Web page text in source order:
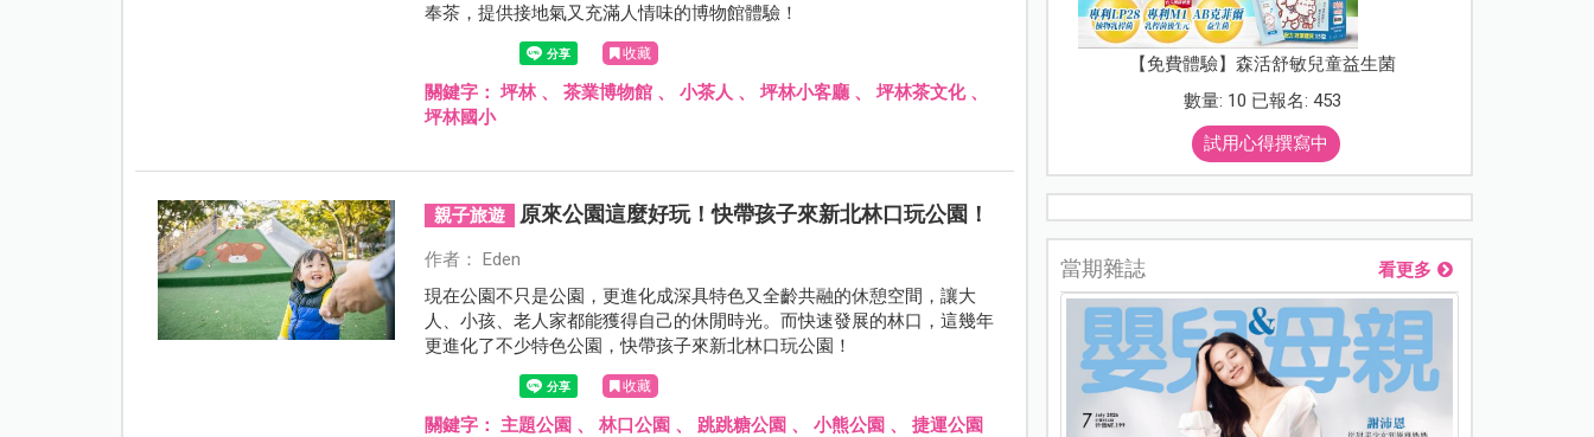
奉茶，提供接地氣又充滿人情味的博物館體驗！
收藏
關鍵字：坪林、茶業博物館 、小茶人 、坪林小客廳、坪林茶文化、
坪林國小
親子旅遊 原來公園這麼好玩！快帶孩子來新北林口玩公園！
作者： Eden
現在公園不只是公園，更進化成深具特色又全齡共融的休憩空間，讓大
人、小孩、老人家都能獲得自己的休閒時光。而快速發展的林口，這幾年
更進化了不少特色公園，快帶孩子來新北林口玩公園！
收藏
關鍵字： 主題公園 、林口公園 、 跳跳糖公園 、小熊公園 、捷運公園
【免費體驗】森活舒敏兒童益生菌
數量: 10 已報名: 453
試用心得撰寫中
當期雜誌 看更多